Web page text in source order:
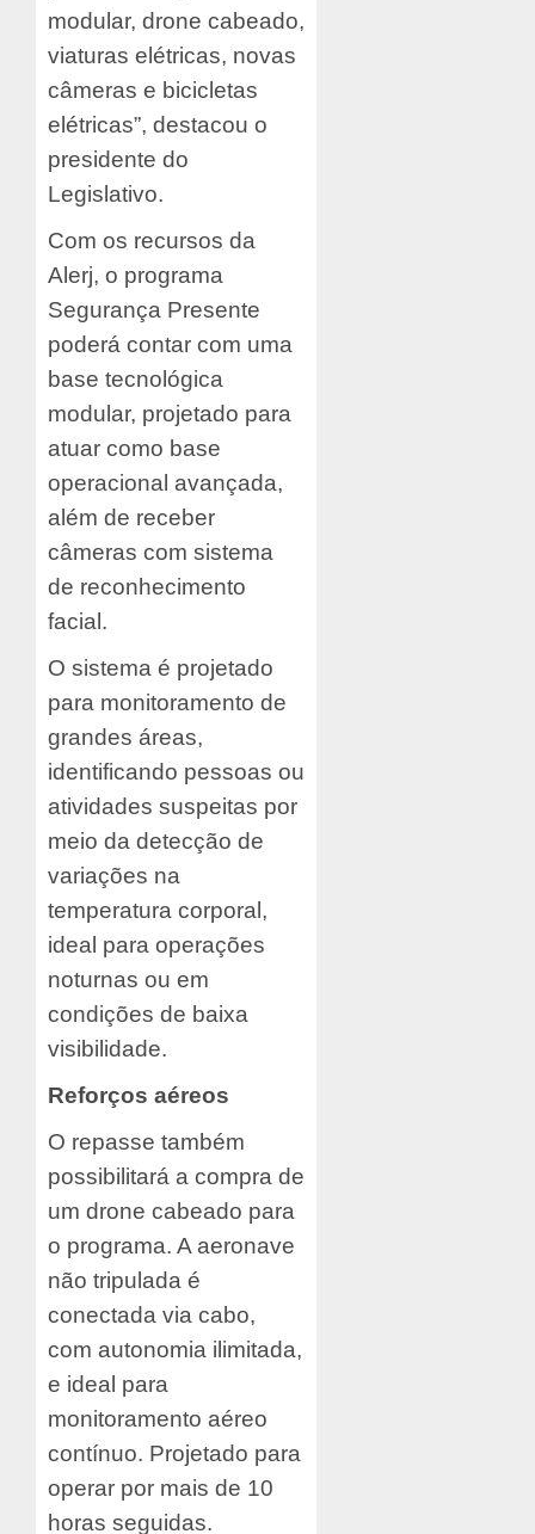
modular, drone cabeado,
viaturas elétricas, novas
câmeras e bicicletas
elétricas”, destacou o
presidente do
Legislativo.
Com os recursos da
Alerj, o programa
Segurança Presente
poderá contar com uma
base tecnológica
modular, projetado para
atuar como base
operacional avançada,
além de receber
câmeras com sistema
de reconhecimento
facial.
O sistema é projetado
para monitoramento de
grandes áreas,
identificando pessoas ou
atividades suspeitas por
meio da detecção de
variações na
temperatura corporal,
ideal para operações
noturnas ou em
condições de baixa
visibilidade.
Reforços aéreos
O repasse também
possibilitará a compra de
um drone cabeado para
o programa. A aeronave
não tripulada é
conectada via cabo,
com autonomia ilimitada,
e ideal para
monitoramento aéreo
contínuo. Projetado para
operar por mais de 10
horas seguidas.